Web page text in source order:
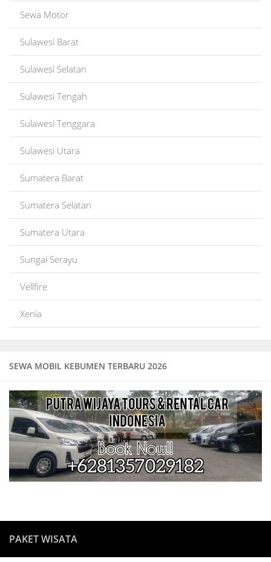
SEWA MOBIL KEBUMEN TERBARU 2026
Sewa Motor
Sulawesi Barat
Sulawesi Selatan
Sulawesi Tengah
Sulawesi Tenggara
Sulawesi Utara
Sumatera Barat
Sumatera Selatan
Sumatera Utara
Sungai Serayu
Vellfire
Xenia
PAKET WISATA